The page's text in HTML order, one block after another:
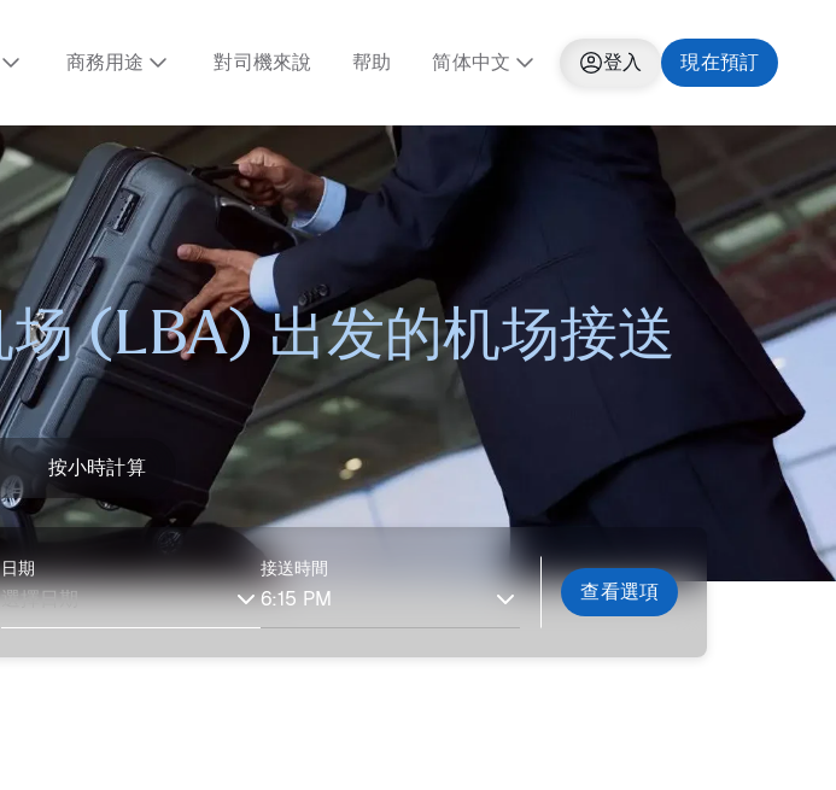
商務用途 對司機來說 帮助 简体中文 登入 現在預訂
(LBA) 出发的机场接送
按小時計算
日期 接送時間
查看選項